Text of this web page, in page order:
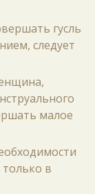
гусль
следует
малое
в